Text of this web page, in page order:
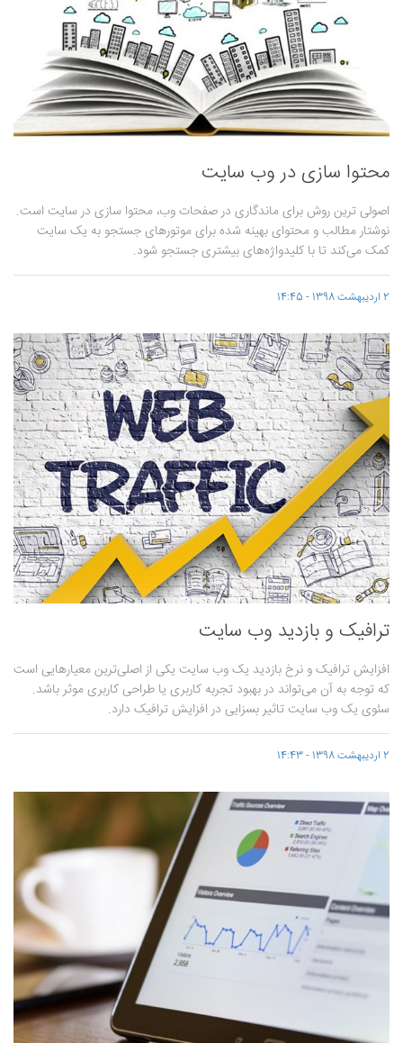
محتوا سازی در وب سایت
اصولی ترین روش برای ماندگاری در صفحات وب، محتوا سازی در سایت است.
نوشتار مطالب و محتوای بهینه شده برای موتورهای جستجو به یک سایت
کمک می‌کند تا با کلیدواژه‌های بیشتری جستجو شود.
2 اردیبهشت 1398 - 14:45
ترافیک و بازدید وب سایت
افزایش ترافیک و نرخ بازدید یک وب سایت یکی از اصلی‌ترین معیارهایی است
که توجه به آن می‌تواند در بهبود تجربه کاربری یا طراحی کاربری موثر باشد.
سئوی یک وب سایت تاثیر بسزایی در افزایش ترافیک دارد.
2 اردیبهشت 1398 - 14:43